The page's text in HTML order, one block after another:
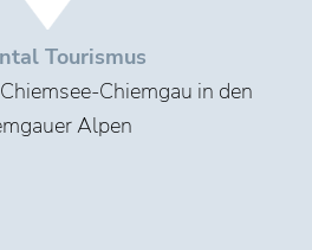
Tourismus
Chiemgau in den
Alpen